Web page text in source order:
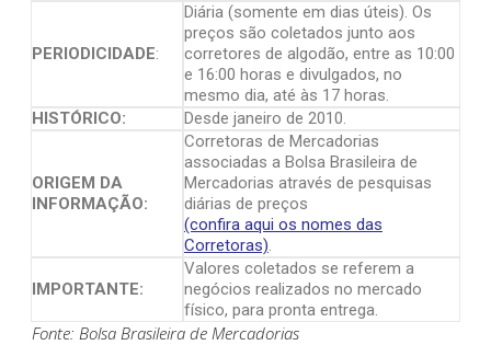
PERIODICIDADE:
Diária (somente em dias úteis). Os
preços são coletados junto aos
corretores de algodão, entre as 10:00
e 16:00 horas e divulgados, no
mesmo dia, até às 17 horas.
HISTÓRICO:
Desde janeiro de 2010.
ORIGEM DA
INFORMAÇÃO:
Corretoras de Mercadorias
associadas a Bolsa Brasileira de
Mercadorias através de pesquisas
diárias de preços
(confira aqui os nomes das
Corretoras).
IMPORTANTE:
Valores coletados se referem a
negócios realizados no mercado
físico, para pronta entrega.
Fonte: Bolsa Brasileira de Mercadorias